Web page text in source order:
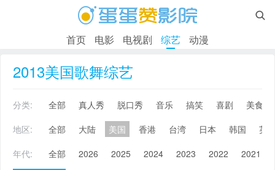

首页 电影 电视剧 综艺 动漫
2013美国歌舞综艺
分类: 全部 真人秀 脱口秀 音乐 搞笑 喜剧
美食
地区:
全部 大陆 美国 香港 台湾 日本 韩国
英
年代:
全部 2026 2025 2024 2023 2022 2021